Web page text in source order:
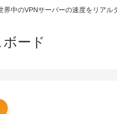
中のVPNサーバーの速度をリアル
ード